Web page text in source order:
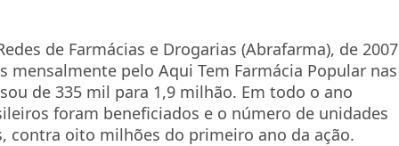
de Farmácias e Drogarias (Abrafarma), de 2007
mensalmente pelo Aqui Tem Farmácia Popular nas
de 335 mil para 1,9 milhão. Em todo o ano
foram beneficiados e o número de unidades
contra oito milhões do primeiro ano da ação.